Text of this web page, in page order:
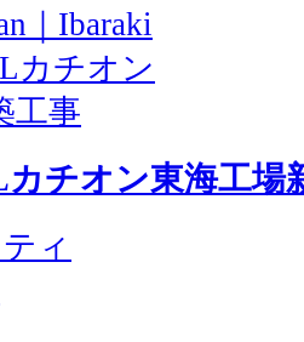
｜Ibaraki
チオン東海工場
ィ